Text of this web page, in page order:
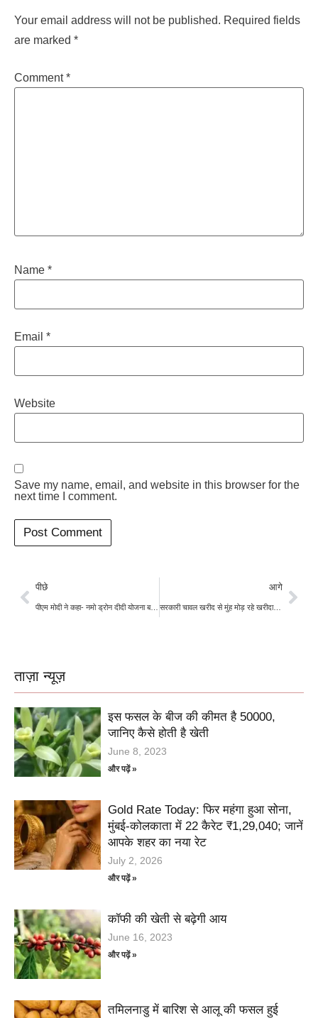
Your email address will not be published. Required fields
are marked *
Comment*
Name *
Email *
Website
Save my name, email, and website in this browser for the
next time I comment.
पीछे
पीएम मोदी ने कहा- नमो ड्रोन दीदी योजना बनने जा रही है किसानों की बड़ी ताकत
आगे
सरकारी चावल खरीद से मुंह मोड़ रहे खरीदार, खुले बाजार में सस्ता है चावल
ताज़ा न्यूज़
इस फसल के बीज की कीमत है 50000,
जानिए कैसे होती है खेती
June 8, 2023
और पढ़ें »
Gold Rate Today: फिर महंगा हुआ सोना,
मुंबई-कोलकाता में 22 कैरेट ₹1,29,040; जानें
आपके शहर का नया रेट
July 2, 2026
और पढ़ें »
कॉफी की खेती से बढ़ेगी आय
June 16, 2023
और पढ़ें »
तमिलनाडु में बारिश से आलू की फसल हुई